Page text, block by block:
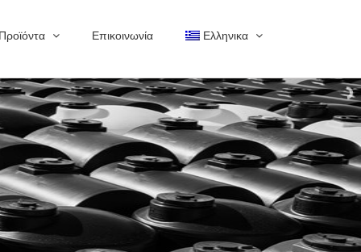
Επικοινωνία Ελληνικα